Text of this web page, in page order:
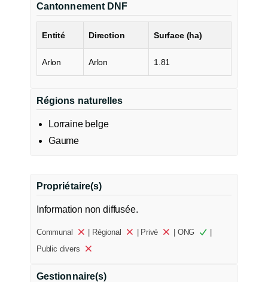
Cantonnement DNF
Entité Direction Surface (ha)
Arlon Arlon 1.81
Régions naturelles
Lorraine belge
Gaume
Propriétaire(s)
Information non diffusée.
Communal | Régional | Privé | ONG
|
Public divers
Gestionnaire(s)